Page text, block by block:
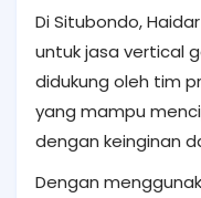
Di Situbondo,
untuk jasa vertical
didukung oleh tim
yang mampu
dengan keinginan
Dengan